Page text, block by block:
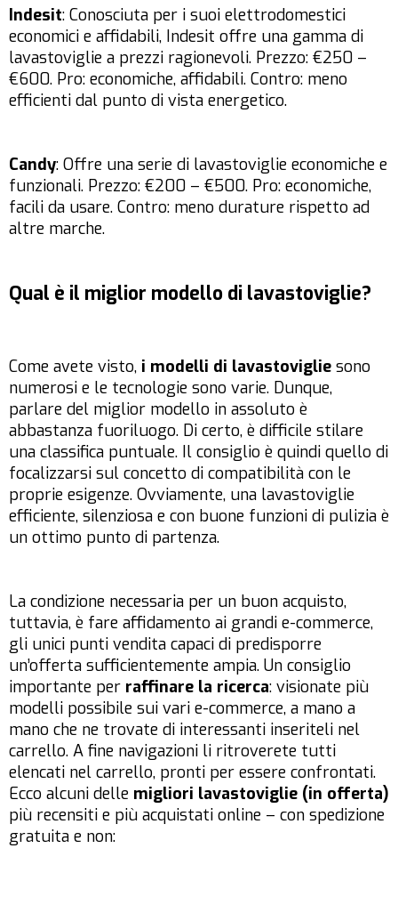
Indesit: Conosciuta per i suoi elettrodomestici
economici e affidabili, Indesit offre una gamma di
lavastoviglie a prezzi ragionevoli. Prezzo: €250 –
€600. Pro: economiche, affidabili. Contro: meno
efficienti dal punto di vista energetico.
Candy: Offre una serie di lavastoviglie economiche e
funzionali. Prezzo: €200 – €500. Pro: economiche,
facili da usare. Contro: meno durature rispetto ad
altre marche.
Qual è il miglior modello di lavastoviglie?
Come avete visto, i modelli di lavastoviglie sono
numerosi e le tecnologie sono varie. Dunque,
parlare del miglior modello in assoluto è
abbastanza fuoriluogo. Di certo, è difficile stilare
una classifica puntuale. Il consiglio è quindi quello di
focalizzarsi sul concetto di compatibilità con le
proprie esigenze. Ovviamente, una lavastoviglie
efficiente, silenziosa e con buone funzioni di pulizia è
un ottimo punto di partenza.
La condizione necessaria per un buon acquisto,
tuttavia, è fare affidamento ai grandi e-commerce,
gli unici punti vendita capaci di predisporre
un’offerta sufficientemente ampia. Un consiglio
importante per raffinare la ricerca: visionate più
modelli possibile sui vari e-commerce, a mano a
mano che ne trovate di interessanti inseriteli nel
carrello. A fine navigazioni li ritroverete tutti
elencati nel carrello, pronti per essere confrontati.
Ecco alcuni delle migliori lavastoviglie (in offerta)
più recensiti e più acquistati online – con spedizione
gratuita e non: